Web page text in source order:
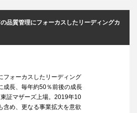
品質管理にフォーカスしたリーディングカ
フォーカスしたリーディング
成長、毎年約50％前後の成長
証マザーズ上場。2019年10
含め、更なる事業拡大を意欲